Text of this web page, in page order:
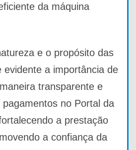
da máquina
e o propósito das
evidente a importância de
transparente e
no Portal da
a prestação
a confiança da